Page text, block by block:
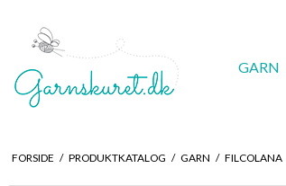
GARN
FORSIDE / PRODUKTKATALOG / GARN / FILCOLANA